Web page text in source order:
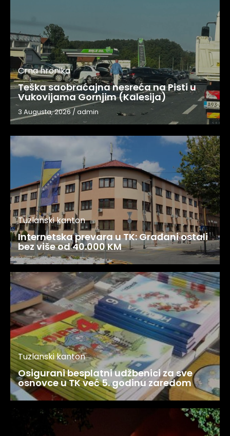
Crna hronika
Teška saobraćajna nesreća na Pisti u
Vukovijama Gornjim (Kalesija)
3 Augusta, 2026 / admin
Tuzlanski kanton
Internetska prevara u TK: Građani ostali
bez više od 40.000 KM
Tuzlanski kanton
Osigurani besplatni udžbenici za sve
osnovce u TK već 5. godinu zaredom